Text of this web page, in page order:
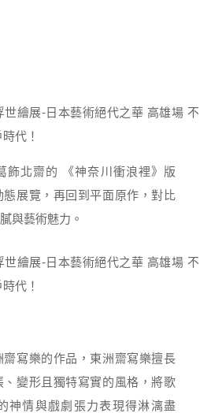
飾北齋的 《神奈川衝浪裡》版
展覽，再回到平面原作，對比
與藝術魅力。
寫樂的作品，東洲齋寫樂擅長
、變形且獨特寫實的風格，將歌
神情與戲劇張力表現得淋漓盡